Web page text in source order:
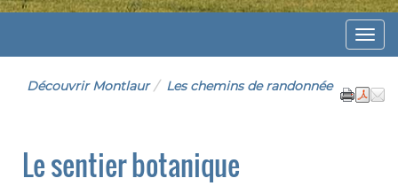
Menu
Découvrir Montlaur Les chemins de randonnée
Le sentier botanique